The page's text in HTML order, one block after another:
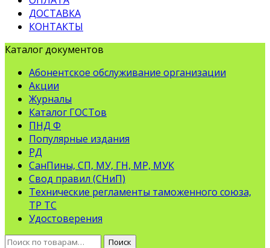
ДОСТАВКА
КОНТАКТЫ
Каталог документов
Абонентское обслуживание организации
Акции
Журналы
Каталог ГОСТов
ПНД Ф
Популярные издания
РД
СанПины, СП, МУ, ГН, МР, МУК
Свод правил (СНиП)
Технические регламенты таможенного союза,
ТР ТС
Удостоверения
Искать:
Поиск